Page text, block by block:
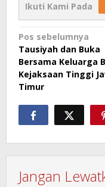
Ikuti Kami Pada
Navigasi
pos
Pos sebelumnya
Tausiyah dan Buka
Bersama Keluarga
Kejaksaan Tinggi
Timur
Jangan